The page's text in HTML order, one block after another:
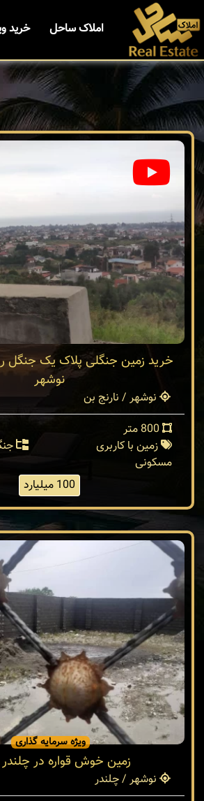
املاک ساحل خرید
خرید زمین جنگلی پلاک یک جنگل
نوشهر
نوشهر / نارنج بن
زمین با کاربری
مسکونی
100 میلیارد
ویژه سرمایه گذاری
زمین خوش قواره در
نوشهر / چلندر